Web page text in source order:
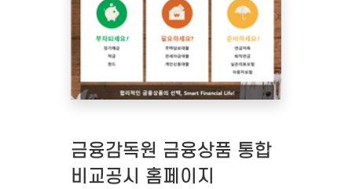
금융감독원 금융상품 통합
비교공시 홈페이지